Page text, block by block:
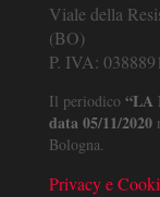
Viale della
(BO)
P. IVA:
Il periodico “LA
data 05/11/2020
Bologna.
Privacy e